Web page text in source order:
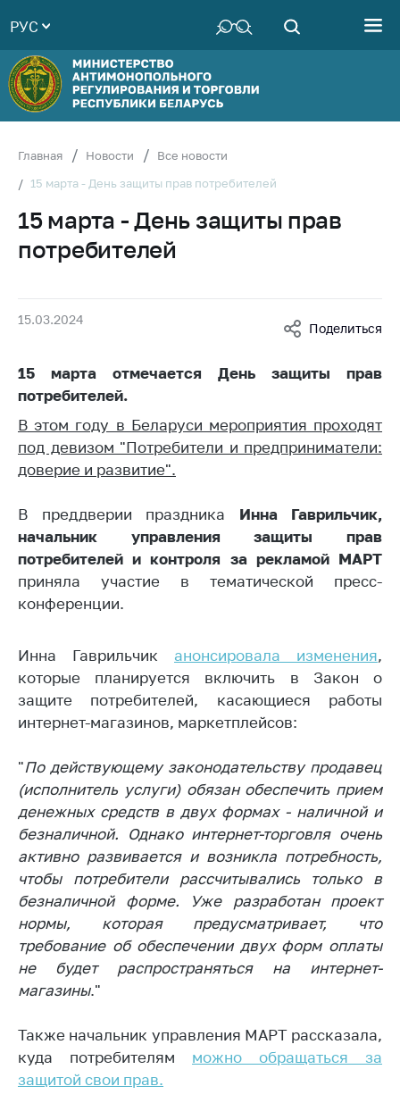
Руководство
Структура
Министерства
Территориальные
Антикоррупционная
деятельность
совет
Награждения
Белорусская
универсальная
товарная биржа
жизнь
Идеологическая
работа
Официальные
геральдические
5 лет МАРТ
Деятельность
Ценовая политика
Антимонопольное
регулирование и
конкуренция
Торговля и услуги
Регулирование и
контроль закупок
Защита прав
потребителей
Регулирование
рекламной
деятельности
Международное
сотрудничество
Применение мер
РУС
Главная Новости
Все новости
15 марта - День защиты прав потребителей
15 марта - День защиты прав
потребителей
15.03.2024
Поделиться
15 марта отмечается День защиты прав
потребителей.
В этом году в Беларуси мероприятия проходят
под девизом "Потребители и предприниматели:
доверие и развитие".
В преддверии праздника Инна Гаврильчик,
начальник управления защиты прав
потребителей и контроля за рекламой МАРТ
приняла участие в тематической пресс-
конференции.
Инна Гаврильчик анонсировала изменения,
которые планируется включить в Закон о
защите потребителей, касающиеся работы
интернет-магазинов, маркетплейсов:
"По действующему законодательству продавец
(исполнитель услуги) обязан обеспечить прием
денежных средств в двух формах - наличной и
безналичной. Однако интернет-торговля очень
активно развивается и возникла потребность,
чтобы потребители рассчитывались только в
безналичной форме. Уже разработан проект
нормы, которая предусматривает, что
требование об обеспечении двух форм оплаты
не будет распространяться на интернет-
магазины."
Также начальник управления МАРТ рассказала,
куда потребителям можно обращаться за
защитой свои прав.